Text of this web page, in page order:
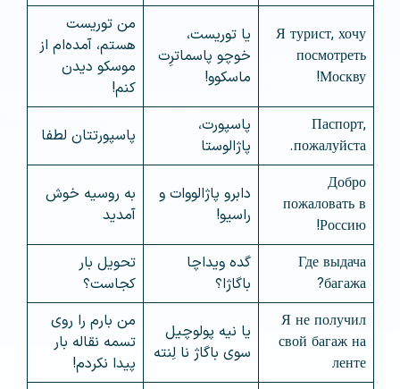
Я турист, хочу
посмотреть
Москву!
یا توریست،
خوچو پاسماترِت
ماسکوو!
من توریست
هستم، آمده‌ام از
موسکو دیدن
کنم!
Паспорт,
пожалуйста.
پاسپورت،
پاژالوستا
پاسپورتتان لطفا
Добро
пожаловать в
Россию!
دابرو پاژالووات و
راسیو!
به روسیه خوش
آمدید
Где выдача
багажа?
گده ویداچا
باگاژا؟
تحویل بار
کجاست؟
Я не получил
свой багаж на
ленте
یا نیه پولوچیل
سوی باگاژ نا لِنته
من بارم را روی
تسمه نقاله بار
پیدا نکردم!